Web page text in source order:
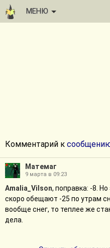
МЕНЮ
Комментарий к
Матемаг
9 марта в 09:23
Amalia_Vilson, поправка: -8.
скоро обещают -25 по утрам
вообще снег, то теплее же
дела.